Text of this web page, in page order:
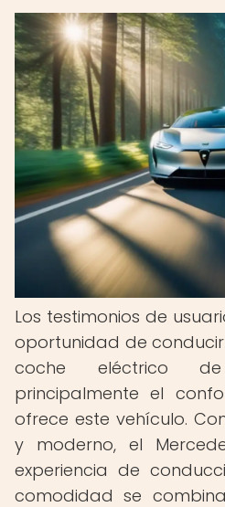
Los testimonios de
oportunidad de conducir
coche eléctrico
principalmente el
ofrece este vehículo.
y moderno, el
experiencia de
comodidad se